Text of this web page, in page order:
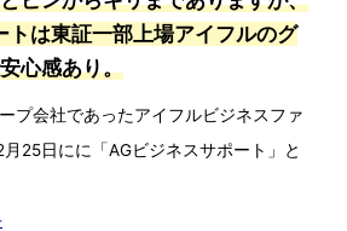
トは東証一部上場アイフルのグ
心感あり。
プ会社であったアイフルビジネスファ
25日にに「AGビジネスサポート」と